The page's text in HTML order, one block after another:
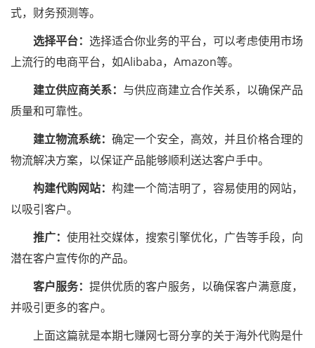
式，财务预测等。
选择平台： 选择适合你业务的平台，可以考虑使用市场
上流行的电商平台，如Alibaba，Amazon等。
建立供应商关系： 与供应商建立合作关系，以确保产品
质量和可靠性。
建立物流系统： 确定一个安全，高效，并且价格合理的
物流解决方案，以保证产品能够顺利送达客户手中。
构建代购网站： 构建一个简洁明了，容易使用的网站，
以吸引客户。
推广： 使用社交媒体，搜索引擎优化，广告等手段，向
潜在客户宣传你的产品。
客户服务： 提供优质的客户服务，以确保客户满意度，
并吸引更多的客户。
上面这篇就是本期七赚网七哥分享的关于海外代购是什